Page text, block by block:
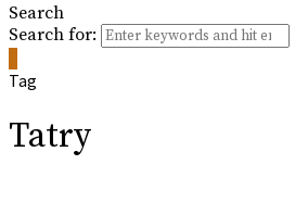
Search
Search for:
Tag
Tatry